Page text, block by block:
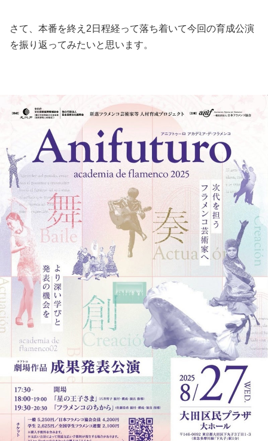
さて、本番を終え2日程経って落ち着いて今回の育成公演
を振り返ってみたいと思います。